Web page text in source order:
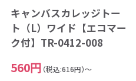
キャンバスカレッジトー
ト（L）ワイド【エコマー
ク付】TR-0412-008
560円 （税込:616円）～